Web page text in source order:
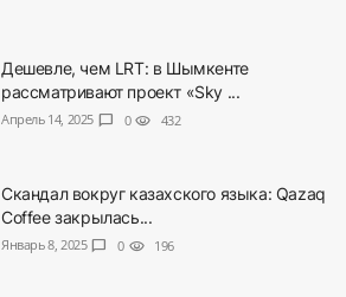
Дешевле, чем LRT: в Шымкенте
рассматривают проект «Sky ...
Апрель 14, 2025 chat_bubble 0 visibility 432
Скандал вокруг казахского языка: Qazaq
Coffee закрылась...
Январь 8, 2025 chat_bubble 0 visibility 196